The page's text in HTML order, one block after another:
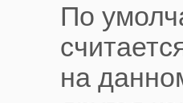
По
на